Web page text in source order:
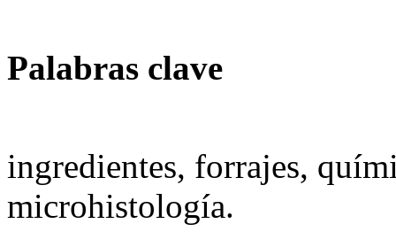
Palabras clave
ingredientes, forrajes,
microhistología.